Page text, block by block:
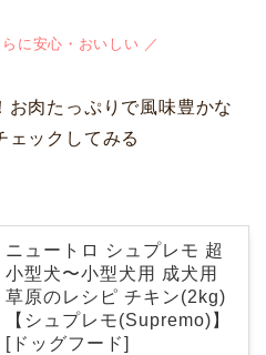
に安心・おいしい ／
お肉たっぷりで風味豊かな
ェックしてみる
ニュートロ シュプレモ 超
小型犬〜小型犬用 成犬用
草原のレシピ チキン(2kg)
【シュプレモ(Supremo)】
[ドッグフード]